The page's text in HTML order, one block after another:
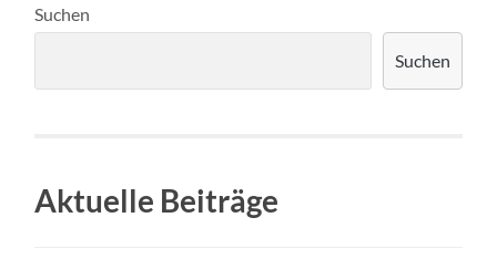
Suchen
Suchen
Aktuelle Beiträge